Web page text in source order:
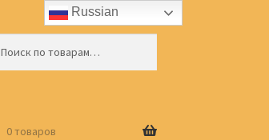
0 товаров
Russian